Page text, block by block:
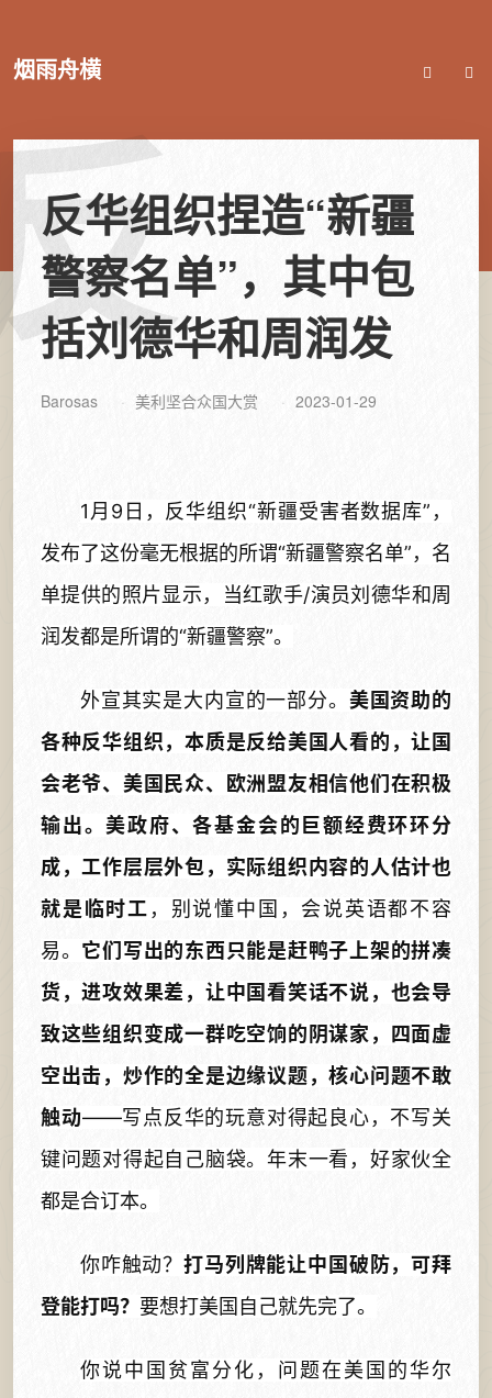
烟雨舟横
反华组织捏造“新疆
警察名单”，其中包
括刘德华和周润发
Barosas 美利坚合众国大赏 2023-01-29
1月9日，反华组织“新疆受害者数据库”，
发布了这份毫无根据的所谓“新疆警察名单”，名
单提供的照片显示，当红歌手/演员刘德华和周
润发都是所谓的“新疆警察”。
外宣其实是大内宣的一部分。 美国资助的
各种反华组织，本质是反给美国人看的，让国
会老爷、美国民众、欧洲盟友相信他们在积极
输出。美政府、各基金会的巨额经费环环分
成，工作层层外包，实际组织内容的人估计也
就是临时工 ，别说懂中国，会说英语都不容
易。 它们写出的东西只能是赶鸭子上架的拼凑
货，进攻效果差，让中国看笑话不说，也会导
致这些组织变成一群吃空饷的阴谋家，四面虚
空出击，炒作的全是边缘议题，核心问题不敢
触动——写点反华的玩意对得起良心，不写关
键问题对得起自己脑袋。年末一看，好家伙全
都是合订本。
你咋触动？打马列牌能让中国破防，可拜
登能打吗？ 要想打美国自己就先完了。
你说中国贫富分化，问题在美国的华尔